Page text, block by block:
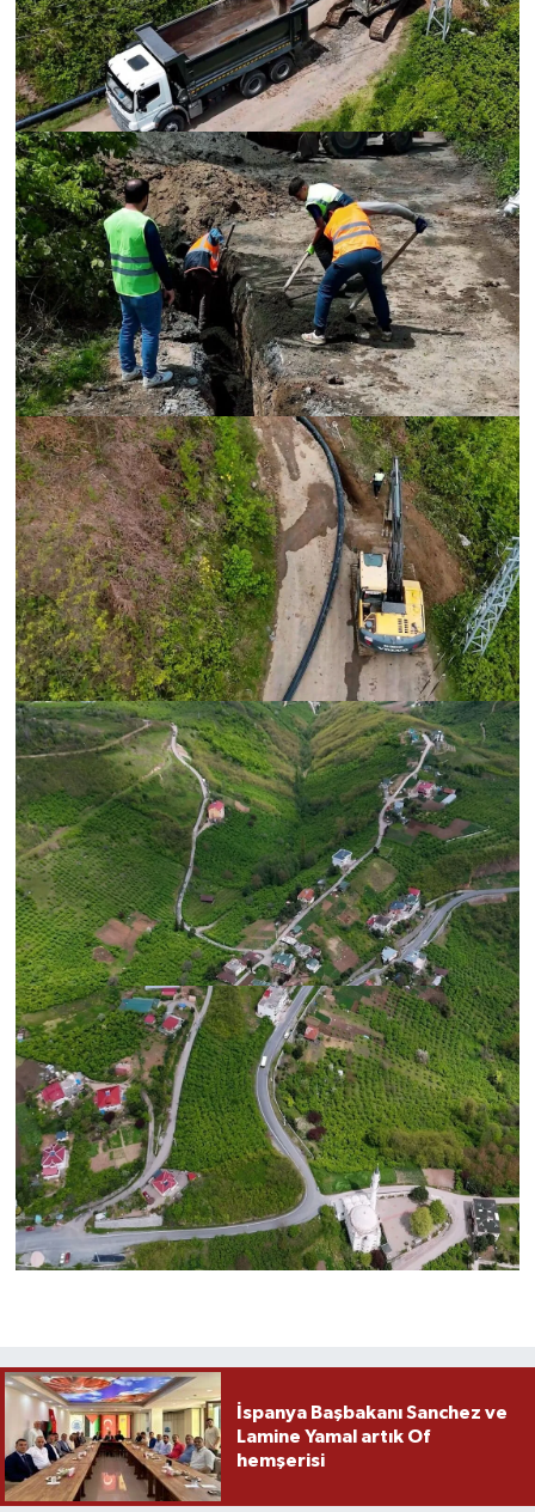
İspanya Başbakanı Sanchez ve
Lamine Yamal artık Of
hemşerisi